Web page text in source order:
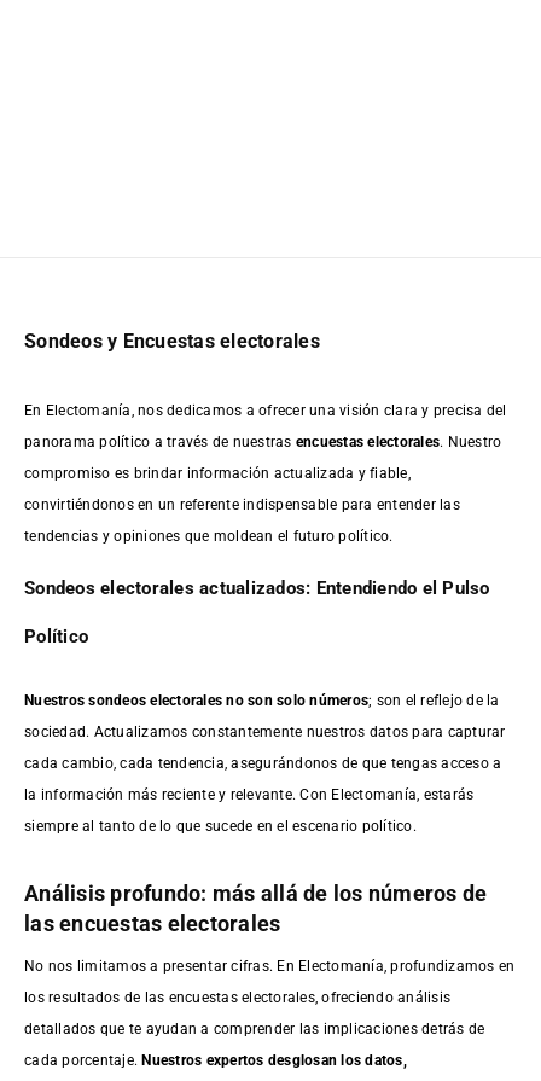
Sondeos y Encuestas electorales
En Electomanía, nos dedicamos a ofrecer una visión clara y precisa del
panorama político a través de nuestras encuestas electorales. Nuestro
compromiso es brindar información actualizada y fiable,
convirtiéndonos en un referente indispensable para entender las
tendencias y opiniones que moldean el futuro político.
Sondeos electorales actualizados: Entendiendo el Pulso
Político
Nuestros sondeos electorales no son solo números; son el reflejo de la
sociedad. Actualizamos constantemente nuestros datos para capturar
cada cambio, cada tendencia, asegurándonos de que tengas acceso a
la información más reciente y relevante. Con Electomanía, estarás
siempre al tanto de lo que sucede en el escenario político.
Análisis profundo: más allá de los números de
las encuestas electorales
No nos limitamos a presentar cifras. En Electomanía, profundizamos en
los resultados de las encuestas electorales, ofreciendo análisis
detallados que te ayudan a comprender las implicaciones detrás de
cada porcentaje.Nuestros expertos desglosan los datos,